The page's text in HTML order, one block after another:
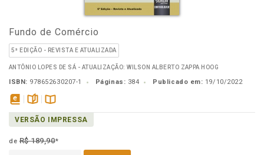
Fundo de Comércio
5ª EDIÇÃO - REVISTA E ATUALIZADA
ANTÔNIO LOPES DE SÁ - ATUALIZAÇÃO: WILSON ALBERTO ZAPPA HOOG
ISBN: 978652630207-1 Páginas: 384 Publicado em: 19/10/2022
disponível
em
páginasDisponível
na
VERSÃO IMPRESSA
deR$ 189,90*